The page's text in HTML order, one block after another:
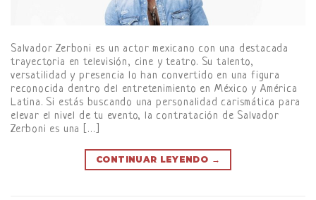
Salvador Zerboni es un actor mexicano con una destacada
trayectoria en televisión, cine y teatro. Su talento,
versatilidad y presencia lo han convertido en una figura
reconocida dentro del entretenimiento en México y América
Latina. Si estás buscando una personalidad carismática para
elevar el nivel de tu evento, la contratación de Salvador
Zerboni es una […]
CONTINUAR LEYENDO →